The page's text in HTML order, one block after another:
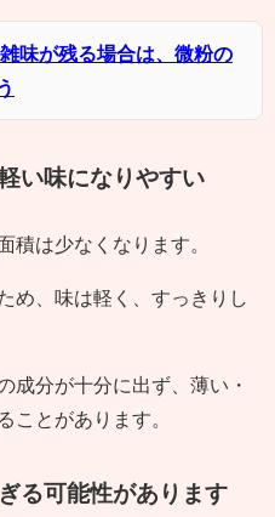
味が残る場合は、微粉の
い味になりやすい
積は少なくなります。
め、味は軽く、すっきりし
成分が十分に出ず、薄い・
ことがあります。
る可能性があります